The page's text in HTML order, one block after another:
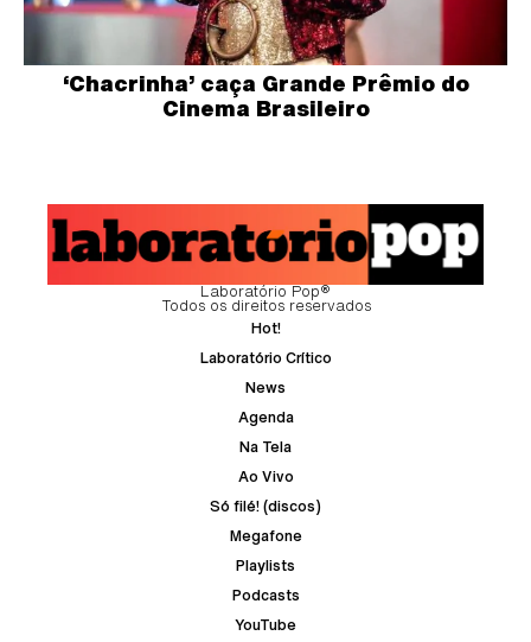
‘Chacrinha’ caça Grande Prêmio do
Cinema Brasileiro
Laboratório Pop®
Todos os direitos reservados
Hot!
Laboratório Crítico
News
Agenda
Na Tela
Ao Vivo
Só filé! (discos)
Megafone
Playlists
Podcasts
YouTube